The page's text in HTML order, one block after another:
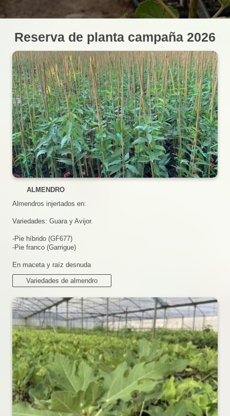
Reserva de planta campaña 2026
ALMENDRO
Almendros injertados en:
Variedades: Guara y Avijor.
-Pie híbrido (GF677)
-Pie franco (Garrigue)
En maceta y raíz desnuda
Variedades de almendro